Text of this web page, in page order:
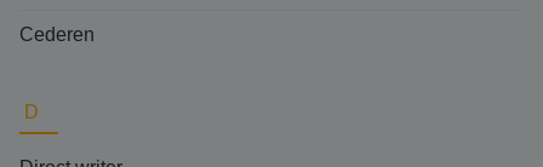
Cederen
D